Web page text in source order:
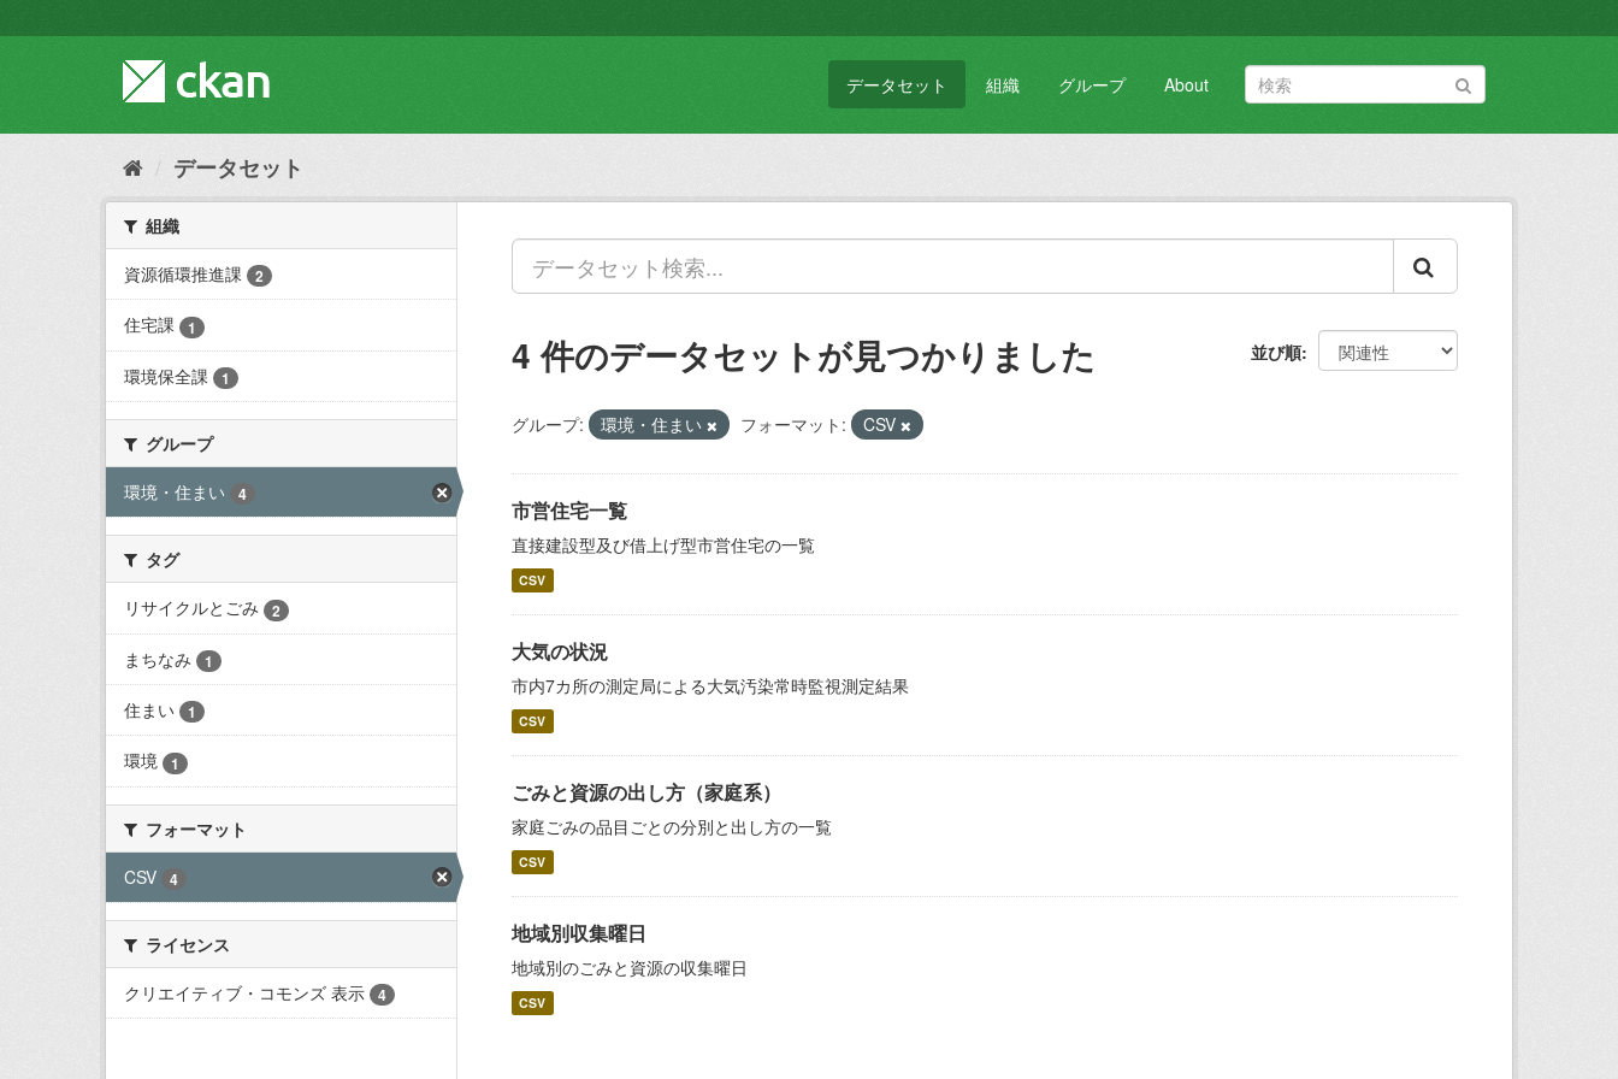
キ
て
データセット 組織 グループ About
データセット
組織
資源循環推進課
2
住宅課 1
環境保全課 1
グループ
環境・住まい
4
タグ
リサイクルとごみ
2
まちなみ 1
住まい 1
環境 1
フォーマット
CSV
4
ライセンス
クリエイティブ・コモンズ 表示
4
並び順
4 件のデータセットが見つかりました
グループ: 環境・住まい フォーマット: CSV
市営住宅一覧
直接建設型及び借上げ型市営住宅の一覧
CSV
大気の状況
市内7カ所の測定局による大気汚染常時監視測定結果
CSV
ごみと資源の出し方（家庭系）
家庭ごみの品目ごとの分別と出し方の一覧
CSV
地域別収集曜日
地域別のごみと資源の収集曜日
CSV